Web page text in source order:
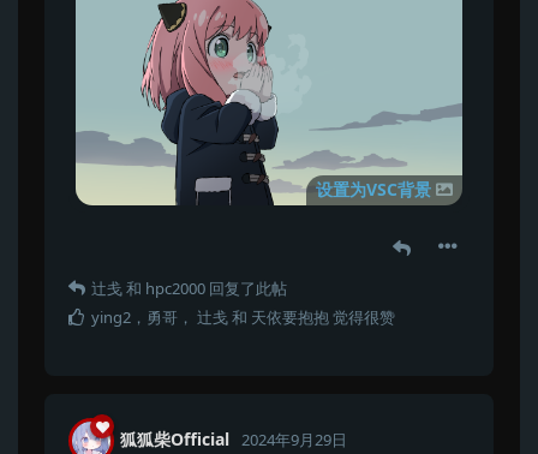
设置为VSC背景
辻戋和 hpc2000 回复了此帖
ying2 ， 勇哥 ， 辻戋和 天依要抱抱觉得很赞
狐狐柴Official 2024年9月29日